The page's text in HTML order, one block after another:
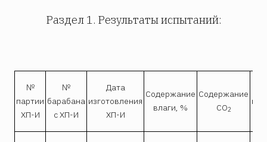
Раздел 1. Результаты испытаний:
№
партии
ХП-И
№
барабана
с ХП-И
Дата
изготовления
ХП-И
Содержание
влаги, %
Содержание
СО2